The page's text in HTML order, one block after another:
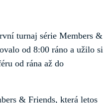
turnaj série Members &
od 8:00 ráno a užilo si
od rána až do
& Friends, která letos